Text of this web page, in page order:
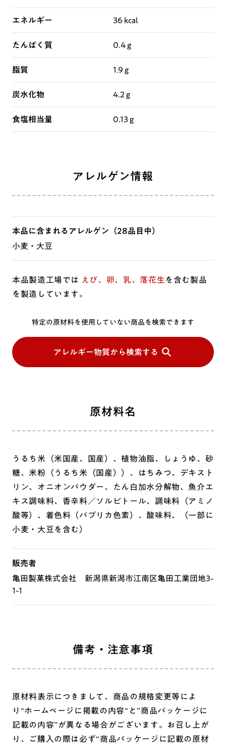
エネルギー 36 kcal
たんぱく質 0.4 g
脂質 1.9 g
炭水化物 4.2 g
食塩相当量 0.13 g
アレルゲン情報
本品に含まれるアレルゲン （28品目中）
小麦・大豆
本品製造工場では えび、卵、乳、落花生を含む製品
を製造しています。
特定の原材料を使用していない商品を検索できます
アレルギー物質から検索する
原材料名
うるち米（米国産、国産）、植物油脂、しょうゆ、砂
糖、米粉（うるち米（国産））、はちみつ、デキスト
リン、オニオンパウダー、たん白加水分解物、魚介エ
キス調味料、香辛料／ソルビトール、調味料（アミノ
酸等）、着色料（パプリカ色素）、酸味料、（一部に
小麦・大豆を含む）
販売者
亀田製菓株式会社 新潟県新潟市江南区亀田工業団地3-
1-1
備考・注意事項
原材料表示につきまして、商品の規格変更等によ
り“ホームページに掲載の内容“と”商品パッケージに
記載の内容”が異なる場合がございます。お召し上が
り、ご購入の際は必ず“商品パッケージに記載の原材